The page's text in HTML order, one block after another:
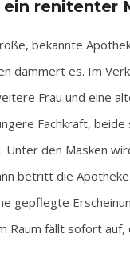
ein renitenter
bekannte
dämmert es. Im
Frau und eine
Fachkraft, beide
Unter den Masken
betritt die
gepflegte
Raum fällt sofort